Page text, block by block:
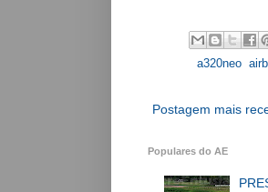
a320neo
Postagem mais
Populares do AE